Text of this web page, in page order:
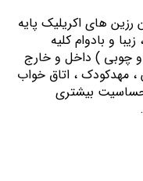
رزين هاي اكريليك پايه
و بادوام کلیه
و چوبی ) داخل و خارج
، مهدكودك ، اتاق خواب
حساسيت بيشتري